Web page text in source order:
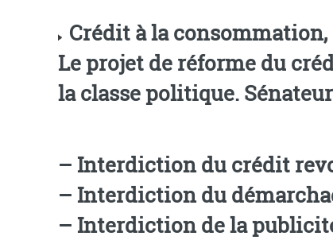
Crédit à la
Le projet de réforme du
la classe politique.
– Interdiction du crédit
–
– Interdiction de la